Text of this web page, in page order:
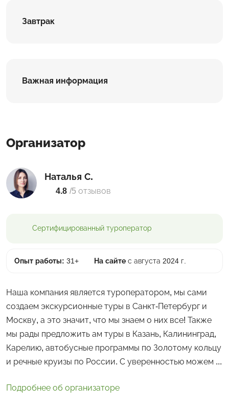
Завтрак
Важная информация
Организатор
Наталья С.
4.8 /5 отзывов
Сертифицированный туроператор
Опыт работы: 31+ На сайте с августа 2024 г.
Наша компания является туроператором, мы сами
создаем экскурсионные туры в Санкт-Петербург и
Москву, а это значит, что мы знаем о них все! Также
мы рады предложить ам туры в Казань, Калининград,
Карелию, автобусные программы по Золотому кольцу
и речные круизы по России. С уверенностью можем ...
Подробнее об организаторе